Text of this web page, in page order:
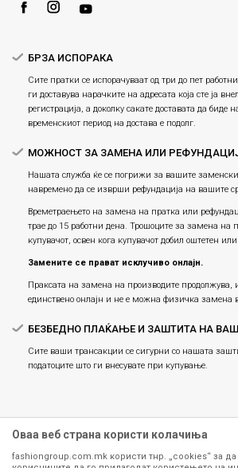
БРЗА ИСПОРАКА
Сите пратки се испорачуваат од три до пет
ги доставува нарачките на адресата која сте ја
регистрација, а доколку сакате доставата да биде
временскиот период на достава е подолг.
МОЖНОСТ ЗА ЗАМЕНА ИЛИ
Нашата служба ќе се погрижи за вашите
навремено да се изврши рефундација на вашите
Времетраењето на замена на пратка или
трае до 15 работни дена. Трошоците за замена на
купувачот, освен кога купувачот добил оштетен
Замените се прават исклучиво онлајн.
Праксата на замена на производите продолжува,
единствено онлајн и не е можна физичка замена
БЕЗБЕДНО ПЛАЌАЊЕ И ЗАШТИТА НА
Сите ваши трансакции се сигурни со нашата
податоците што ги внесувате при купување.
Оваа веб страна користи колачиња
fashiongroup.com.mk користи тнр. „cookies“ за